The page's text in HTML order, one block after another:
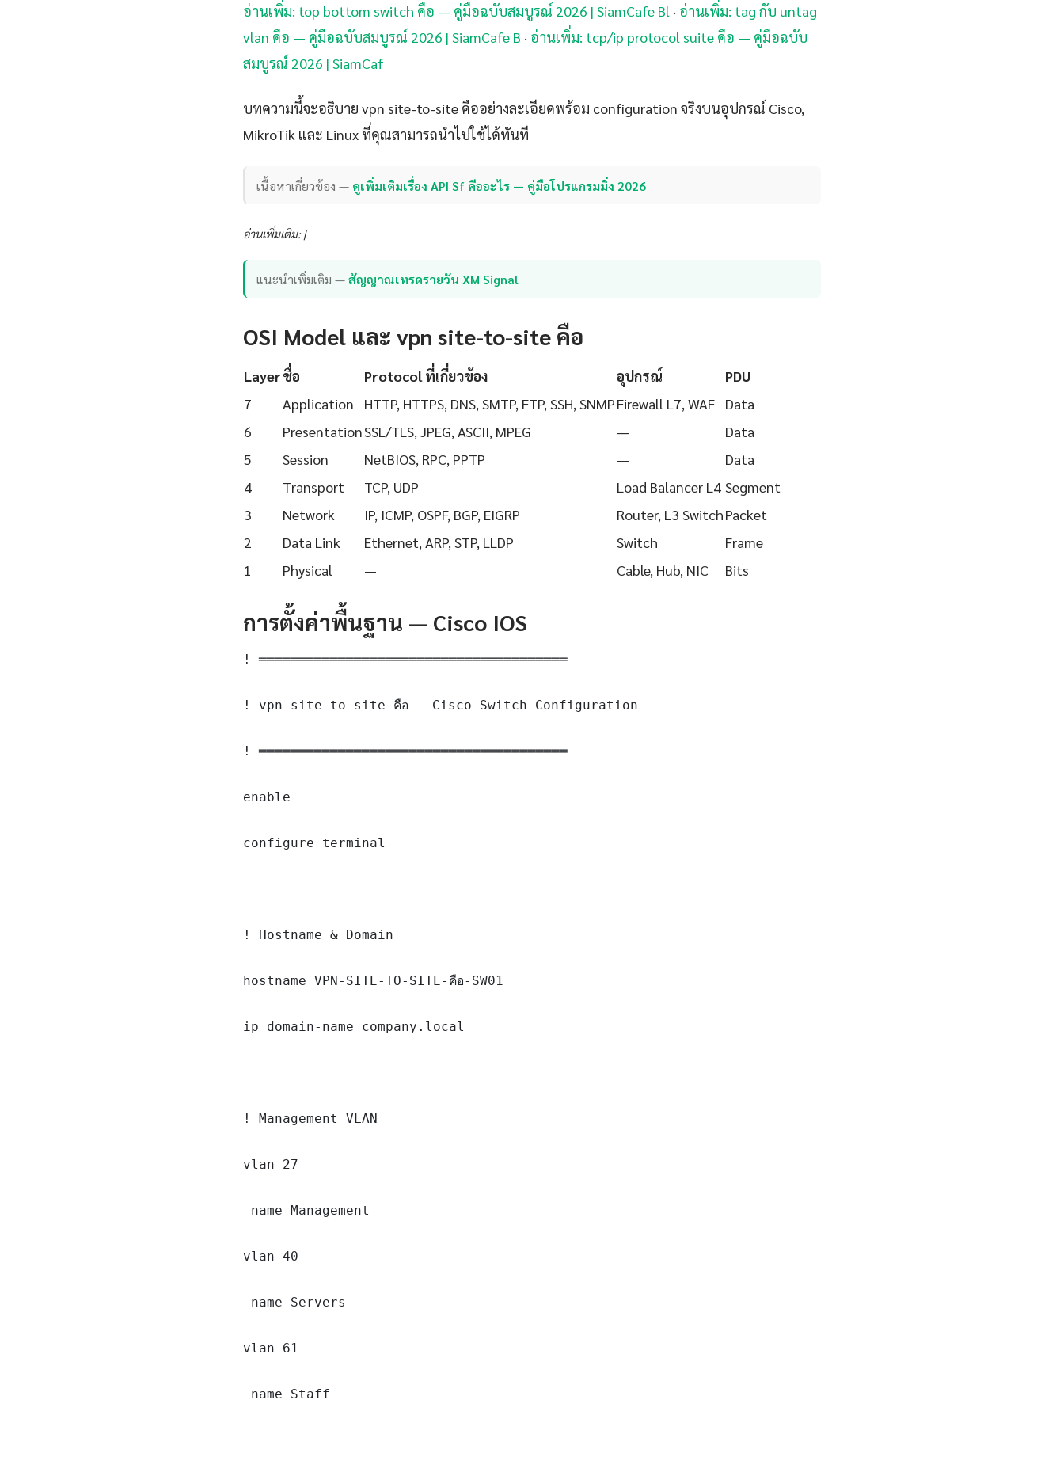
อ่านเพิ่ม: top bottom switch คือ — คู่มือฉบับสมบูรณ์ 2026 | SiamCafe Bl · อ่านเพิ่ม: tag กับ untag
vlan คือ — คู่มือฉบับสมบูรณ์ 2026 | SiamCafe B · อ่านเพิ่ม: tcp/ip protocol suite คือ — คู่มือฉบับ
สมบูรณ์ 2026 | SiamCaf
บทความนี้จะอธิบาย vpn site-to-site คืออย่างละเอียดพร้อม configuration จริงบนอุปกรณ์ Cisco,
MikroTik และ Linux ที่คุณสามารถนำไปใช้ได้ทันที
เนื้อหาเกี่ยวข้อง — ดูเพิ่มเติมเรื่อง API Sf คืออะไร — คู่มือโปรแกรมมิ่ง 2026
อ่านเพิ่มเติม: |
แนะนำเพิ่มเติม —สัญญาณเทรดรายวัน XM Signal
OSI Model และ vpn site-to-site คือ
Layerชื่อ Protocol ที่เกี่ยวข้อง อุปกรณ์
PDU
7
Application HTTP, HTTPS, DNS, SMTP, FTP, SSH, SNMPFirewall L7, WAF
Data
6
PresentationSSL/TLS, JPEG, ASCII, MPEG —
Data
5
Session NetBIOS, RPC, PPTP —
Data
4
Transport TCP, UDP Load Balancer L4 Segment
3
Network IP, ICMP, OSPF, BGP, EIGRP Router, L3 SwitchPacket
2
Data Link Ethernet, ARP, STP, LLDP Switch
Frame
1
Physical — Cable, Hub, NIC Bits
การตั้งค่าพื้นฐาน — Cisco IOS
! ═══════════════════════════════════════
! vpn site-to-site คือ — Cisco Switch Configuration
! ═══════════════════════════════════════
enable
configure terminal
! Hostname & Domain
hostname VPN-SITE-TO-SITE-คือ-SW01
ip domain-name company.local
! Management VLAN
vlan 27
name Management
vlan 40
name Servers
vlan 61
name Staff